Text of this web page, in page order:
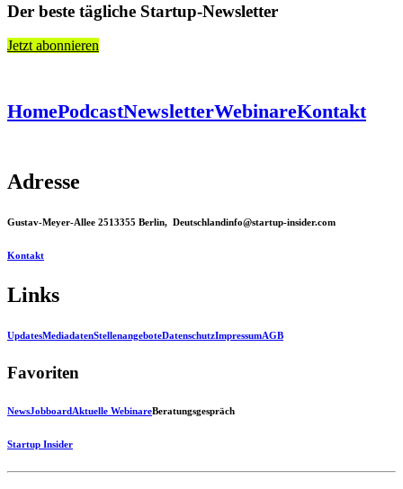
Der beste tägliche Startup-Newsletter
Jetzt abonnieren
HomePodcastNewsletterWebinareKontakt
Adresse
Gustav-Meyer-Allee 2513355 Berlin, Deutschlandinfo@startup-insider.com
Kontakt
Links
UpdatesMediadatenStellenangeboteDatenschutzImpressumAGB
Favoriten
NewsJobboardAktuelle WebinareBeratungsgespräch
Startup Insider